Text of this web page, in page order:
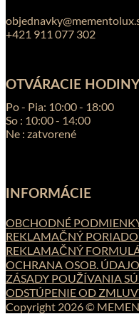
+421 911 077 302
OTVÁRACIE HODINY
Po - Pia: 10:00 - 18:00
So : 10:00 - 14:00
Ne : zatvorené
INFORMÁCIE
OBCHODNÉ
REKLAMAČNÝ
REKLAMAČNÝ
OCHRANA OSOB.
ZÁSADY POUŽÍVANIA
ODSTÚPENIE OD
Copyright 2026 ©